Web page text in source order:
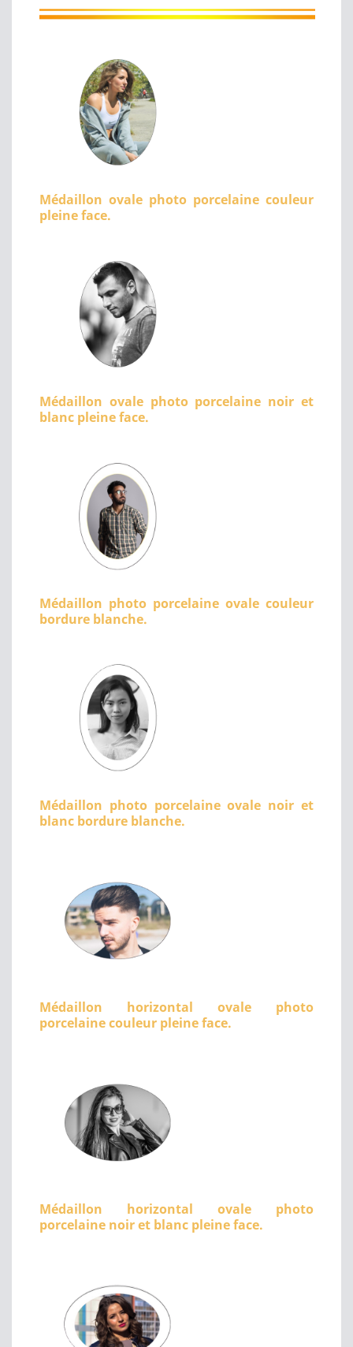
Médaillon ovale photo porcelaine couleur
pleine face.
Médaillon ovale photo porcelaine noir et
blanc pleine face.
Médaillon photo porcelaine ovale couleur
bordure blanche.
Médaillon photo porcelaine ovale noir et
blanc bordure blanche.
Médaillon horizontal ovale photo
porcelaine couleur pleine face.
Médaillon horizontal ovale photo
porcelaine noir et blanc pleine face.